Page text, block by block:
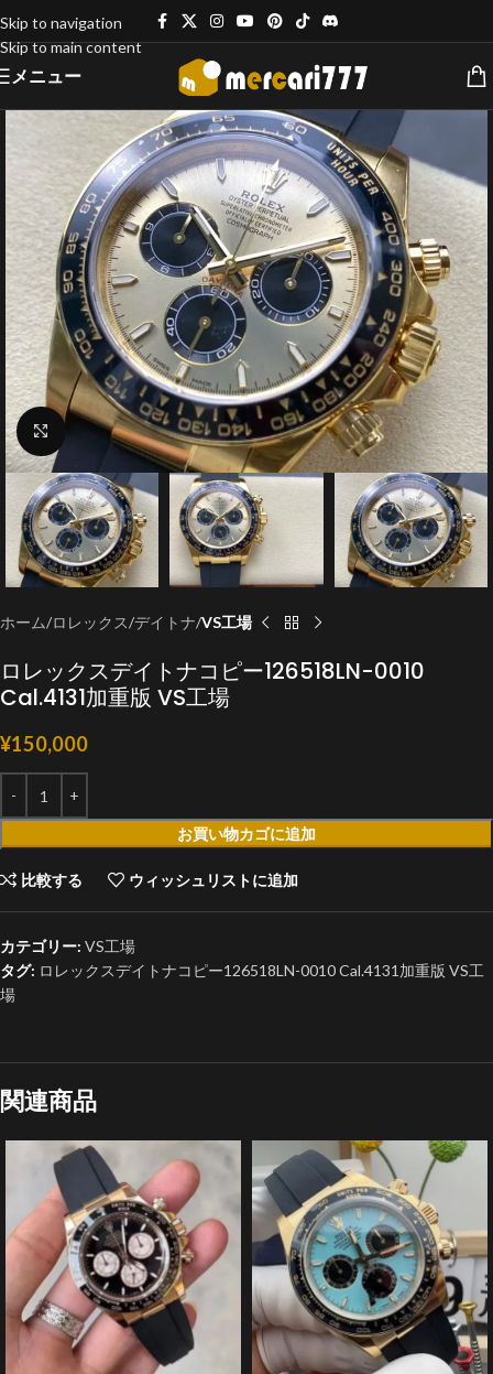
Skip to navigation
Skip to main content
メニュー
クリックで拡大
ホーム ロレックス デイトナ VS工場
ロレックスデイトナコピー126518LN-0010
Cal.4131加重版 VS工場
¥150,000
お買い物カゴに追加
比較する ウィッシュリストに追加
カテゴリー: VS工場
タグ: ロレックスデイトナコピー126518LN-0010 Cal.4131加重版 VS工
場
関連商品